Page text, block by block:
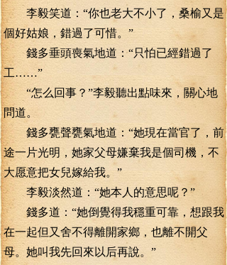
李毅笑道：“你也老大不小了，桑榆又是
個好姑娘，錯過了可惜。”
錢多垂頭喪氣地道：“只怕已經錯過了
工……”
“怎么回事？”李毅聽出點味來，關心地
問道。
錢多甕聲甕氣地道：“她現在當官了，前
途一片光明，她家父母嫌棄我是個司機，不
大愿意把女兒嫁給我。”
李毅淡然道：“她本人的意思呢？”
錢多道：“她倒覺得我穩重可靠，想跟我
在一起但又舍不得離開家鄉，也離不開父
母。她叫我先回來以后再說。”